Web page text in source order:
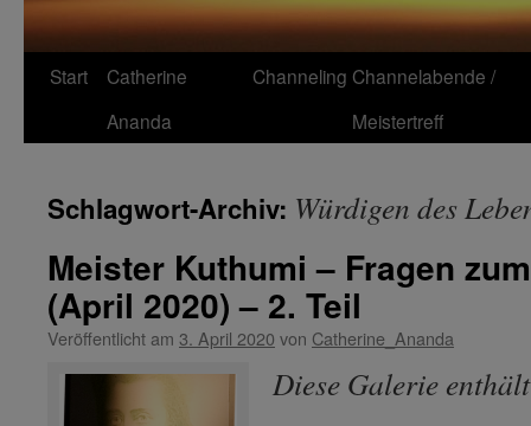
Start
Catherine
Ananda
Channeling Channelabende /
Meistertreff
Schlagwort-Archiv: Würdigen des
Meister Kuthumi – Fragen
(April 2020) – 2. Teil
Veröffentlicht am 3. April 2020 von Catherine_Ananda
Diese Galerie